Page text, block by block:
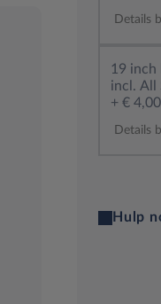
Details
19 inch
incl. All
+
Details
Hulp